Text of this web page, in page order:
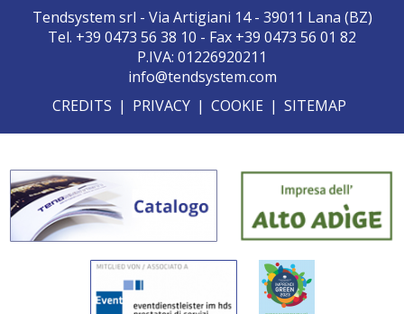
Tendsystem srl - Via Artigiani 14 - 39011 Lana (BZ)
Tel. +39 0473 56 38 10 - Fax +39 0473 56 01 82
P.IVA: 01226920211
info@tendsystem.com
CREDITS | PRIVACY | COOKIE | SITEMAP